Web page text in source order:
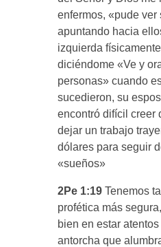
enfermos, «pude ver
apuntando hacia
izquierda
diciéndome «Ve y
personas» cuando
sucedieron, su
encontró difícil creer
dejar un trabajo
dólares para seguir
«sueños»
2Pe 1:19 Tenemos
profética más
bien en estar
antorcha que